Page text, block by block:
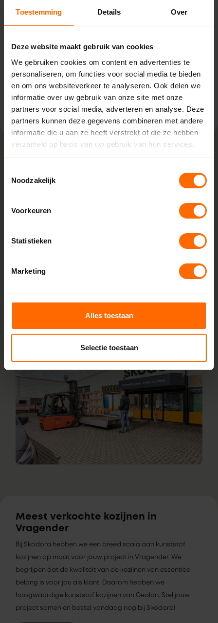
Toestemming Details Over
Deze website maakt gebruik van cookies
We gebruiken cookies om content en advertenties te
personaliseren, om functies voor social media te bieden
en om ons websiteverkeer te analyseren. Ook delen we
informatie over uw gebruik van onze site met onze
partners voor social media, adverteren en analyse. Deze
partners kunnen deze gegevens combineren met andere
informatie die u aan ze heeft verstrekt of die ze hebben
verzameld op basis van uw gebruik van hun services.
Noodzakelijk
Voorkeuren
Statistieken
Marketing
Alles toestaan
Selectie toestaan
De Vente 2,
ruurlo@skodora.nl
Selecteren als mijn vestiging
Bekijk vestiging info
fabriek
bron, zonder tussenhandelaren. Met onze fabrieken in
Heerenveen en Meppel garanderen we scherpe prijzen,
kozijnen bestellen simpel en snel. Configureer jouw kozijnen
onze vestigingen in de buurt van Vragender. Heb je vragen
staat altijd voor je klaar.
Lees meer over onze fabriek
Meest verkochte kozijnen in
Vragender
Bij Skodora hebben we een breed scala aan kunststof
kozijnen op maat voor jouw project in Vragender. We
begrijpen dat de kwaliteit van de kozijnen van essentieel
belang is voor jou als klant. Daarom hebben we
hoogwaardige kunststof kozijnen van Gealan. Stel jouw
project samen en bestel vandaag nog bij Skodora!